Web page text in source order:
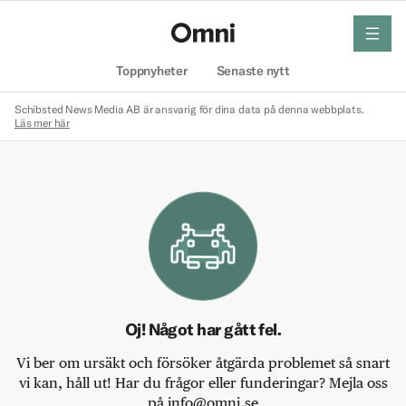
Toppnyheter Senaste nytt
meny
Schibsted News Media AB är ansvarig för dina data på denna webbplats.
Läs mer här
Oj! Något har gått fel.
Vi ber om ursäkt och försöker åtgärda problemet så snart
vi kan, håll ut! Har du frågor eller funderingar? Mejla oss